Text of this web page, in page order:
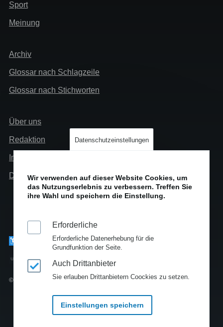
Sport
Meinung
Extra
Archiv
Glossar nach Schlagzeile
Glossar nach Stichworten
Links
Über uns
Redaktion
Impressum
Datenschutz
© Copyright 2010-2025
Datenschutzeinstellungen
Wir verwenden auf dieser Website Cookies, um
das Nutzungserlebnis zu verbessern. Treffen Sie
ihre Wahl und speichern die Einstellung.
Erforderliche
Erforderliche Datenerhebung für die
Grundfunktion der Seite.
Auch Drittanbieter
Sie erlauben Drittanbietern Coockies zu setzen.
Einstellungen speichern